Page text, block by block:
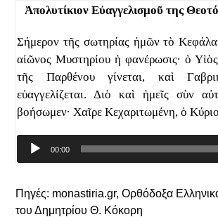
Ἀπολυτίκιον Εὐαγγελισμοῦ της
Σήμερον τῆς σωτηρίας ἡμῶν τὸ
αἰῶνος Μυστηρίου ἡ φανέρωσις· ὁ
τῆς Παρθένου γίνεται, καὶ
εὐαγγελίζεται. Διὸ καὶ ἡμεῖς σὺν
βοήσωμεν· Χαῖρε Κεχαριτωμένη, ὁ
00:00
Πηγές: monastiria.gr, Ορθόδοξα
του Δημητρίου Θ. Κόκορη